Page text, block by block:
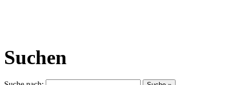
Suchen